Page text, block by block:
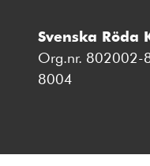
Svenska Röda
Org.nr.
8004